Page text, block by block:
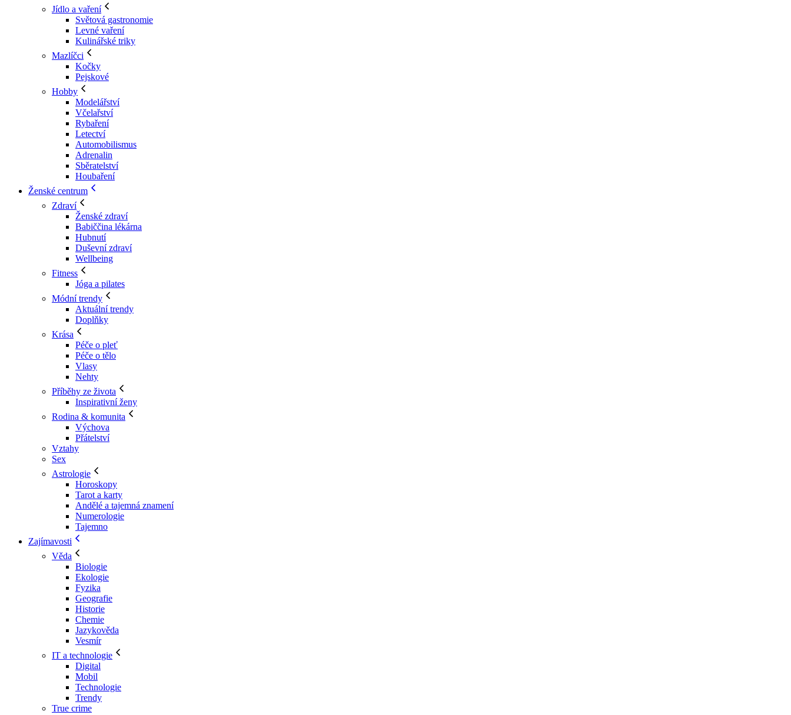
Jídlo a vaření
Světová gastronomie
Levné vaření
Kulinářské triky
Mazlíčci
Kočky
Pejskové
Hobby
Modelářství
Včelařství
Rybaření
Letectví
Automobilismus
Adrenalin
Sběratelství
Houbaření
Ženské centrum
Zdraví
Ženské zdraví
Babiččina lékárna
Hubnutí
Duševní zdraví
Wellbeing
Fitness
Jóga a pilates
Módní trendy
Aktuální trendy
Doplňky
Krása
Péče o pleť
Péče o tělo
Vlasy
Nehty
Příběhy ze života
Inspirativní ženy
Rodina & komunita
Výchova
Přátelství
Vztahy
Sex
Astrologie
Horoskopy
Tarot a karty
Andělé a tajemná znamení
Numerologie
Tajemno
Zajímavosti
Věda
Biologie
Ekologie
Fyzika
Geografie
Historie
Chemie
Jazykověda
Vesmír
IT a technologie
Digital
Mobil
Technologie
Trendy
True crime